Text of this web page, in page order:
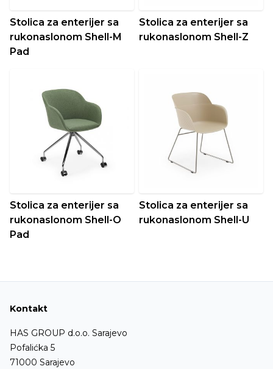
Stolica za enterijer sa
rukonaslonom Shell-M
Pad
Stolica za enterijer sa
rukonaslonom Shell-Z
Stolica za enterijer sa
rukonaslonom Shell-O
Pad
Stolica za enterijer sa
rukonaslonom Shell-U
Kontakt
HAS GROUP d.o.o. Sarajevo
Pofalićka 5
71000 Sarajevo